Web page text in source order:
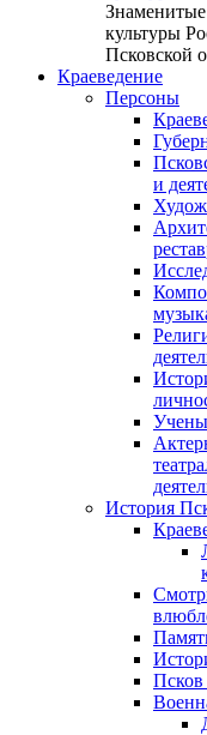
культуры
Псковской
Краеведение
Персоны
и
История
Псков